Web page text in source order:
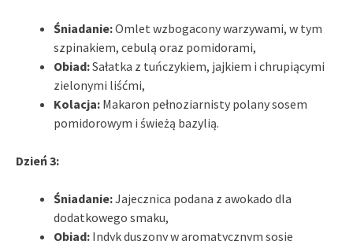
Śniadanie:Omlet wzbogacony warzywami, w tym
szpinakiem, cebulą oraz pomidorami,
Obiad:Sałatka z tuńczykiem, jajkiem i chrupiącymi
zielonymi liśćmi,
Kolacja: Makaron pełnoziarnisty polany sosem
pomidorowym i świeżą bazylią.
Dzień 3:
Śniadanie:Jajecznica podana z awokado dla
dodatkowego smaku,
Obiad: Indyk duszony w aromatycznym sosie